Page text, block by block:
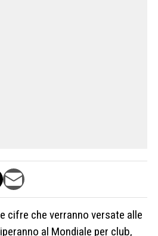
cifre che verranno versate alle
al Mondiale per club,